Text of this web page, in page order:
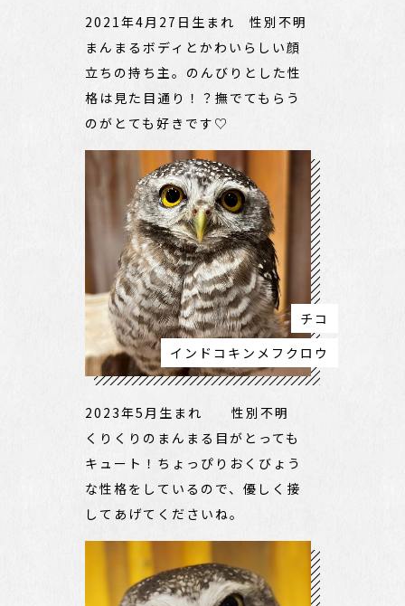
2021年4月27日生まれ 性別不明
まんまるボディとかわいらしい顔
立ちの持ち主。のんびりとした性
格は見た目通り！？撫でてもらう
のがとても好きです♡
チコ
インドコキンメフクロウ
2023年5月生まれ 性別不明
くりくりのまんまる目がとっても
キュート！ちょっぴりおくびょう
な性格をしているので、優しく接
してあげてくださいね。